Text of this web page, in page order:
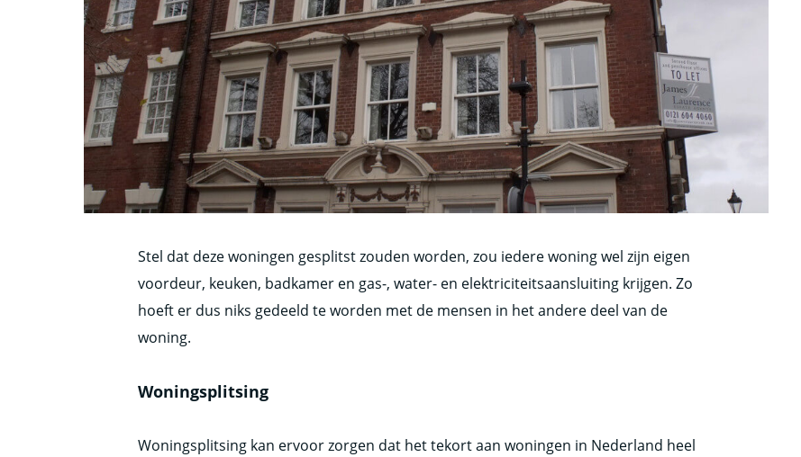
Stel dat deze woningen gesplitst zouden worden, zou iedere woning wel zijn eigen
voordeur, keuken, badkamer en gas-, water- en elektriciteitsaansluiting krijgen. Zo
hoeft er dus niks gedeeld te worden met de mensen in het andere deel van de
woning.
Woningsplitsing
Woningsplitsing kan ervoor zorgen dat het tekort aan woningen in Nederland heel